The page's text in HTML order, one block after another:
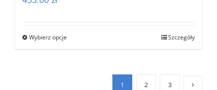
Wybierz opcje Szczegóły
1 2 3